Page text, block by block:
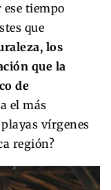
tiempo
que
los
que la
de
el más
vírgenes
región?